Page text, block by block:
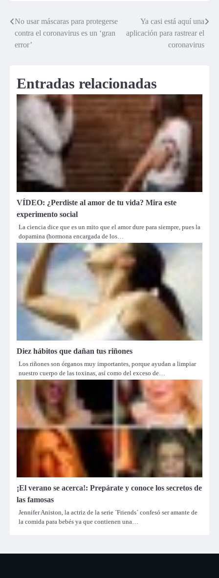
Navegación
de
No usar máscaras para protegerse
contra el coronavirus es un ‘gran
error’
Ya casi está aquí una
aplicación para rastrear el
coronavirus
Entradas relacionadas
VÍDEO: ¿Perdiste al amor de tu vida? Mira este
experimento social
La ciencia dice que es un mito que el amor dure para siempre, pues la
dopamina (hormona encargada de los…
Diez hábitos que dañan tus riñones
Los riñones son órganos muy importantes, porque ayudan a limpiar
nuestro cuerpo de las toxinas, así como del exceso de…
¡El verano se acerca!: Prepárate y conoce los secretos de
las famosas
Jennifer Aniston, la actriz de la serie ´Friends´ confesó ser amante de
la comida para bebés ya que contienen una…